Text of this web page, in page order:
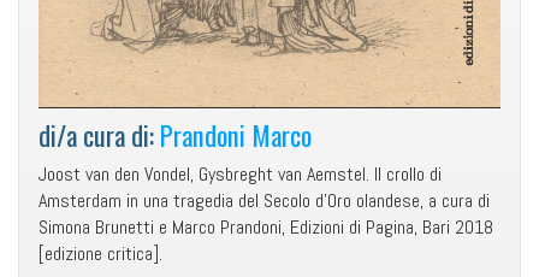
di/a cura di:Prandoni Marco
Joost van den Vondel, Gysbreght van Aemstel. Il crollo di
Amsterdam in una tragedia del Secolo d’Oro olandese, a cura di
Simona Brunetti e Marco Prandoni, Edizioni di Pagina, Bari 2018
[edizione critica].